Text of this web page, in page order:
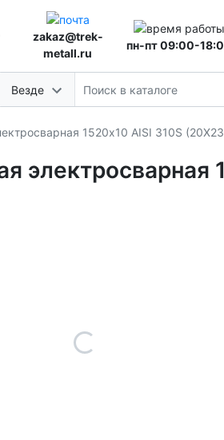
zakaz@trek-
metall.ru
пн-пт 09:00-
Везде
1520х10 AISI 310S
электросварная